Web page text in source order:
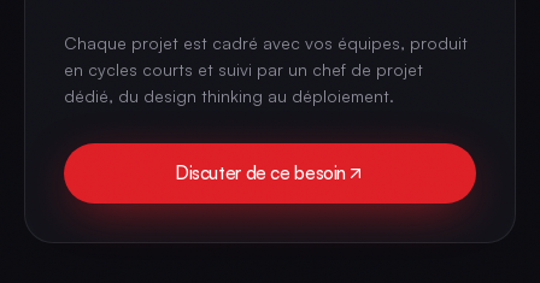
Chaque projet est cadré avec vos équipes, produit
en cycles courts et suivi par un chef de projet
dédié, du design thinking au déploiement.
Discuter de ce besoin